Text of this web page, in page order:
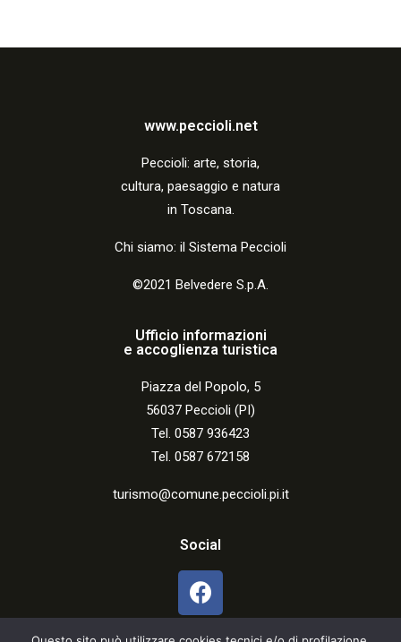
www.peccioli.net
Peccioli: arte, storia,
cultura, paesaggio e natura
in Toscana.
Chi siamo: il Sistema Peccioli
©2021 Belvedere S.p.A.
Ufficio informazioni
e accoglienza turistica
Piazza del Popolo, 5
56037 Peccioli (PI)
Tel. 0587 936423
Tel. 0587 672158
turismo@comune.peccioli.pi.it
Social